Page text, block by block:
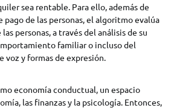
sea rentable. Para ello, además de
pago de las personas, el algoritmo evalúa
personas, a través del análisis de su
familiar o incluso del
voz y formas de expresión.
economía conductual, un espacio
las finanzas y la psicología. Entonces,